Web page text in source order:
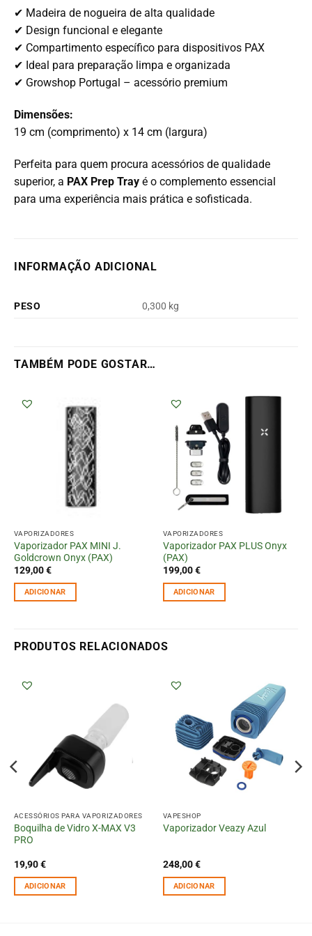
✔ Madeira de nogueira de alta qualidade
✔ Design funcional e elegante
✔ Compartimento específico para dispositivos PAX
✔ Ideal para preparação limpa e organizada
✔ Growshop Portugal – acessório premium
Dimensões:
19 cm (comprimento) x 14 cm (largura)
Perfeita para quem procura acessórios de qualidade
superior, a PAX Prep Tray é o complemento essencial
para uma experiência mais prática e sofisticada.
INFORMAÇÃO ADICIONAL
PESO 0,300 kg
TAMBÉM PODE GOSTAR…
VAPORIZADORES
Vaporizador PAX MINI J.
Goldcrown Onyx (PAX)
129,00€
ADICIONAR
VAPORIZADORES
Vaporizador PAX PLUS Onyx
(PAX)
199,00€
ADICIONAR
PRODUTOS RELACIONADOS
ACESSÓRIOS PARA VAPORIZADORES
Boquilha de Vidro X-MAX V3
PRO
19,90€
ADICIONAR
VAPESHOP
Vaporizador Veazy Azul
248,00€
ADICIONAR